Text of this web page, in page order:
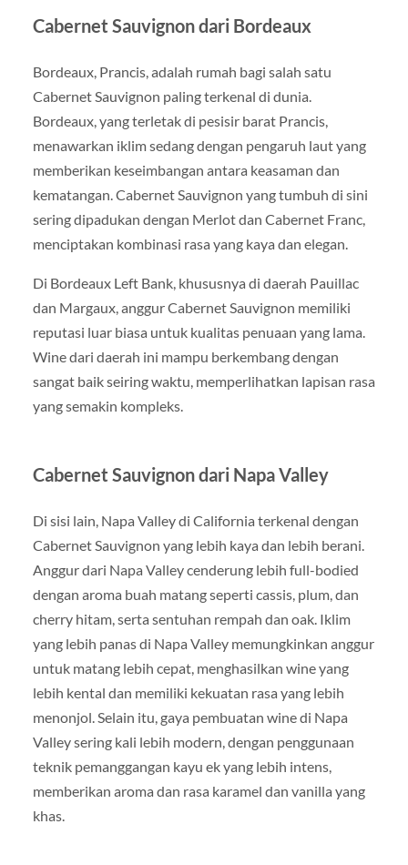
Cabernet Sauvignon dari Bordeaux
Bordeaux, Prancis, adalah rumah bagi salah satu
Cabernet Sauvignon paling terkenal di dunia.
Bordeaux, yang terletak di pesisir barat Prancis,
menawarkan iklim sedang dengan pengaruh laut yang
memberikan keseimbangan antara keasaman dan
kematangan. Cabernet Sauvignon yang tumbuh di sini
sering dipadukan dengan Merlot dan Cabernet Franc,
menciptakan kombinasi rasa yang kaya dan elegan.
Di Bordeaux Left Bank, khususnya di daerah Pauillac
dan Margaux, anggur Cabernet Sauvignon memiliki
reputasi luar biasa untuk kualitas penuaan yang lama.
Wine dari daerah ini mampu berkembang dengan
sangat baik seiring waktu, memperlihatkan lapisan rasa
yang semakin kompleks.
Cabernet Sauvignon dari Napa Valley
Di sisi lain, Napa Valley di California terkenal dengan
Cabernet Sauvignon yang lebih kaya dan lebih berani.
Anggur dari Napa Valley cenderung lebih full-bodied
dengan aroma buah matang seperti cassis, plum, dan
cherry hitam, serta sentuhan rempah dan oak. Iklim
yang lebih panas di Napa Valley memungkinkan anggur
untuk matang lebih cepat, menghasilkan wine yang
lebih kental dan memiliki kekuatan rasa yang lebih
menonjol. Selain itu, gaya pembuatan wine di Napa
Valley sering kali lebih modern, dengan penggunaan
teknik pemanggangan kayu ek yang lebih intens,
memberikan aroma dan rasa karamel dan vanilla yang
khas.